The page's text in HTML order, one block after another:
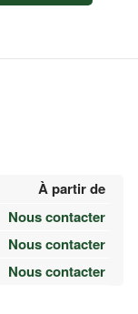
À partir de
Nous contacter
Nous contacter
Nous contacter